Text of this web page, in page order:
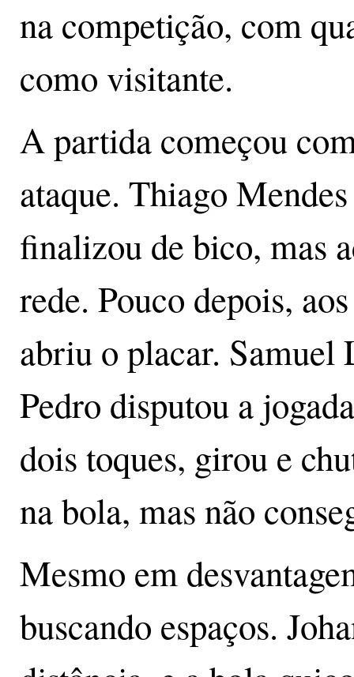
na competição, com
como visitante.
A partida começou
ataque. Thiago
finalizou de bico, mas
rede. Pouco depois,
abriu o placar. Samuel
Pedro disputou a
dois toques, girou e
na bola, mas não
Mesmo em
buscando espaços.